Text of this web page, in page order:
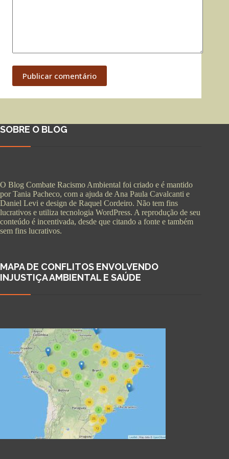
Publicar comentário
SOBRE O BLOG
O Blog Combate Racismo Ambiental foi criado e é mantido
por Tania Pacheco, com a ajuda de Ana Paula Cavalcanti e
Daniel Levi e design de Raquel Cordeiro. Não tem fins
lucrativos e utiliza tecnologia WordPress. A reprodução de seu
conteúdo é incentivada, desde que citando a fonte e também
sem fins lucrativos.
MAPA DE CONFLITOS ENVOLVENDO
INJUSTIÇA AMBIENTAL E SAÚDE